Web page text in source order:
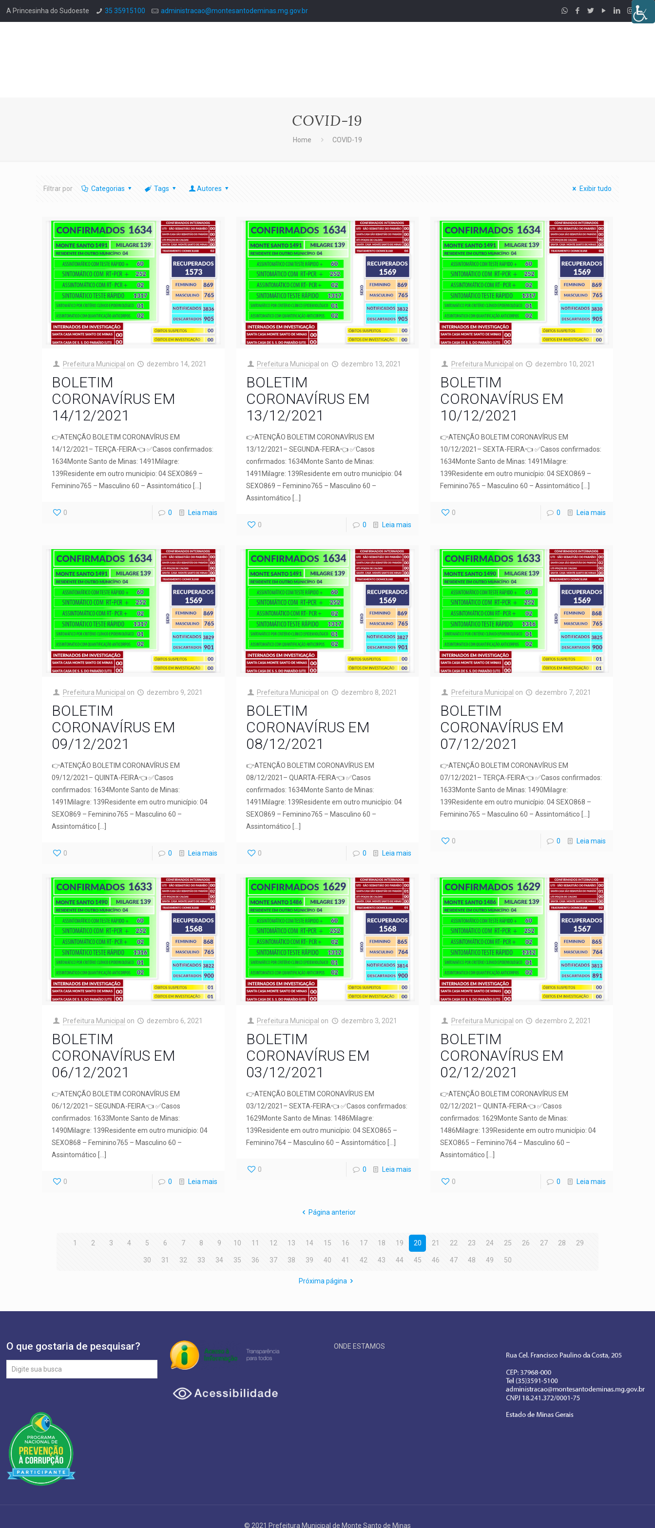
A Princesinha do Sudoeste 35 35915100 administracao@montesantodeminas.mg.gov.br
COVID-19
Home COVID-19
Filtrar por Categorias Tags Autores Exibir tudo
Prefeitura Municipal on dezembro 14, 2021
BOLETIM
CORONAVÍRUS EM
14/12/2021
👉ATENÇÃO BOLETIM CORONAVÍRUS EM
14/12/2021– TERÇA-FEIRA👈 ✅Casos confirmados:
1634Monte Santo de Minas: 1491Milagre:
139Residente em outro município: 04 SEXO869 –
Feminino765 – Masculino 60 – Assintomático
0 0 Leia mais
Prefeitura Municipal on dezembro 13, 2021
BOLETIM
CORONAVÍRUS EM
13/12/2021
👉ATENÇÃO BOLETIM CORONAVÍRUS EM
13/12/2021– SEGUNDA-FEIRA👈 ✅Casos
confirmados: 1634Monte Santo de Minas:
1491Milagre: 139Residente em outro município: 04
SEXO869 – Feminino765 – Masculino 60 –
Assintomático
0 0 Leia mais
Prefeitura Municipal on dezembro 10, 2021
BOLETIM
CORONAVÍRUS EM
10/12/2021
👉ATENÇÃO BOLETIM CORONAVÍRUS EM
10/12/2021– SEXTA-FEIRA👈 ✅Casos confirmados:
1634Monte Santo de Minas: 1491Milagre:
139Residente em outro município: 04 SEXO869 –
Feminino765 – Masculino 60 – Assintomático
0 0 Leia mais
Prefeitura Municipal on dezembro 9, 2021
BOLETIM
CORONAVÍRUS EM
09/12/2021
👉ATENÇÃO BOLETIM CORONAVÍRUS EM
09/12/2021– QUINTA-FEIRA👈 ✅Casos
confirmados: 1634Monte Santo de Minas:
1491Milagre: 139Residente em outro município: 04
SEXO869 – Feminino765 – Masculino 60 –
Assintomático
0 0 Leia mais
Prefeitura Municipal on dezembro 8, 2021
BOLETIM
CORONAVÍRUS EM
08/12/2021
👉ATENÇÃO BOLETIM CORONAVÍRUS EM
08/12/2021– QUARTA-FEIRA👈 ✅Casos
confirmados: 1634Monte Santo de Minas:
1491Milagre: 139Residente em outro município: 04
SEXO869 – Feminino765 – Masculino 60 –
Assintomático
0 0 Leia mais
Prefeitura Municipal on dezembro 7, 2021
BOLETIM
CORONAVÍRUS EM
07/12/2021
👉ATENÇÃO BOLETIM CORONAVÍRUS EM
07/12/2021– TERÇA-FEIRA👈 ✅Casos confirmados:
1633Monte Santo de Minas: 1490Milagre:
139Residente em outro município: 04 SEXO868 –
Feminino765 – Masculino 60 – Assintomático
0 0 Leia mais
Prefeitura Municipal on dezembro 6, 2021
BOLETIM
CORONAVÍRUS EM
06/12/2021
👉ATENÇÃO BOLETIM CORONAVÍRUS EM
06/12/2021– SEGUNDA-FEIRA👈 ✅Casos
confirmados: 1633Monte Santo de Minas:
1490Milagre: 139Residente em outro município: 04
SEXO868 – Feminino765 – Masculino 60 –
Assintomático
0 0 Leia mais
Prefeitura Municipal on dezembro 3, 2021
BOLETIM
CORONAVÍRUS EM
03/12/2021
👉ATENÇÃO BOLETIM CORONAVÍRUS EM
03/12/2021– SEXTA-FEIRA👈 ✅Casos confirmados:
1629Monte Santo de Minas: 1486Milagre:
139Residente em outro município: 04 SEXO865 –
Feminino764 – Masculino 60 – Assintomático
0 0 Leia mais
Prefeitura Municipal on dezembro 2, 2021
BOLETIM
CORONAVÍRUS EM
02/12/2021
👉ATENÇÃO BOLETIM CORONAVÍRUS EM
02/12/2021– QUINTA-FEIRA👈 ✅Casos
confirmados: 1629Monte Santo de Minas:
1486Milagre: 139Residente em outro município: 04
SEXO865 – Feminino764 – Masculino 60 –
Assintomático
0 0 Leia mais
Página anterior
1 2 3 4 5 6 7 8 9 10 11 12 13 14 15 16 17 18 19 20 21 22 23 24 25 26 27 28 29
30 31 32 33 34 35 36 37 38 39 40 41 42 43 44 45 46 47 48 49 50
Próxima página
O que gostaria de pesquisar? ONDE ESTAMOS
© 2021 Prefeitura Municipal de Monte Santo de Minas